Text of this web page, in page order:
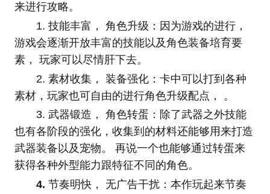
来进行攻略。
1. 技能丰富， 角色升级：因为游戏的进行，
游戏会逐渐开放丰富的技能以及角色装备培育要
素， 玩家可以尽情肝下去。
2. 素材收集， 装备强化：卡中可以打到各种
素材，玩家也可自由的进行角色升级配点， 。
3. 武器锻造， 角色转蛋：除了武器之外技能
也有各阶段的强化，收集到的材料还能够用来打造
武器装备以及宠物。 再说一个也能够通过转蛋来
获得各种外型能力跟特征不同的角色。
4. 节奏明快， 无广告干扰：本作玩起来节奏